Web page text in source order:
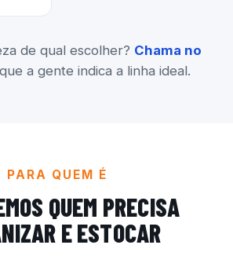
de qual escolher? Chama no
que a gente indica a linha ideal.
PARA QUEM É
QUEM PRECISA
E ESTOCAR